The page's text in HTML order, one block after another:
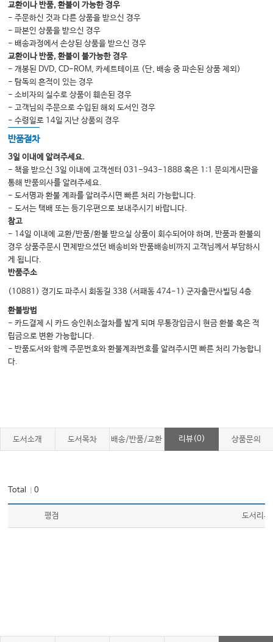
교환이나 반품, 환불이 가능한 경우
- 주문하신 것과 다른 상품을 받으신 경우
- 파본인 상품을 받으신 경우
- 배송과정에서 손상된 상품을 받으신 경우
교환이나 반품, 환불이 불가능한 경우
- 개봉된 DVD, CD-ROM, 카세트테이프 (단, 배송 중 파손된 상품 제외)
- 탐독의 흔적이 있는 경우
- 소비자의 실수로 상품이 훼손된 경우
- 고객님의 주문으로 수입된 해외 도서인 경우
- 수령일로 14일 지난 상품의 경우
반품절차
3일 이내에 알려주세요.
- 책을 받으신 3일 이내에 고객센터 031-943-1888 혹은 1:1 문의게시판을
통해 반품의사를 알려주세요.
- 도서명과 환불 계좌를 알려주시면 빠른 처리 가능합니다.
- 도서는 택배 또는 등기우편으로 보내주시기 바랍니다.
참고
- 14일 이내에 교환/반품/환불 받으실 상품이 회수되어야 하며, 반품과 환불의
경우 상품주문시 면제받으셨던 배송비와 반품배송비까지 고객님께서 부담하시
게 됩니다.
반품주소
(10881) 경기도 파주시 회동길 338 (서패동 474-1) 군자출판사빌딩 4층
환불방법
- 카드결제 시 카드 승인취소절차를 밟게 되며 무통장입금시 현금 환불 혹은 적
립금으로 변환 가능합니다.
- 반품도서와 함께 주문번호와 환불계좌번호를 알려주시면 빠른 처리 가능합니
다.
도서소개 도서목차 배송/반품/교환 리뷰(0) 상품문의
Total ｜0
평점 도서리뷰